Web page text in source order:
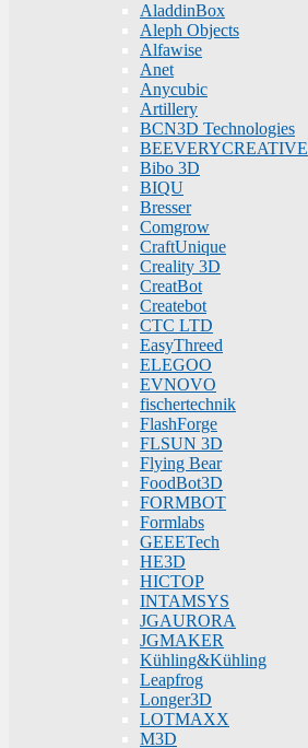
AladdinBox
Aleph Objects
Alfawise
Anet
Anycubic
Artillery
BCN3D Technologies
BEEVERYCREATIVE
Bibo 3D
BIQU
Bresser
Comgrow
CraftUnique
Creality 3D
CreatBot
Createbot
CTC LTD
EasyThreed
ELEGOO
EVNOVO
fischertechnik
FlashForge
FLSUN 3D
Flying Bear
FoodBot3D
FORMBOT
Formlabs
GEEETech
HE3D
HICTOP
INTAMSYS
JGAURORA
JGMAKER
Kühling&Kühling
Leapfrog
Longer3D
LOTMAXX
M3D